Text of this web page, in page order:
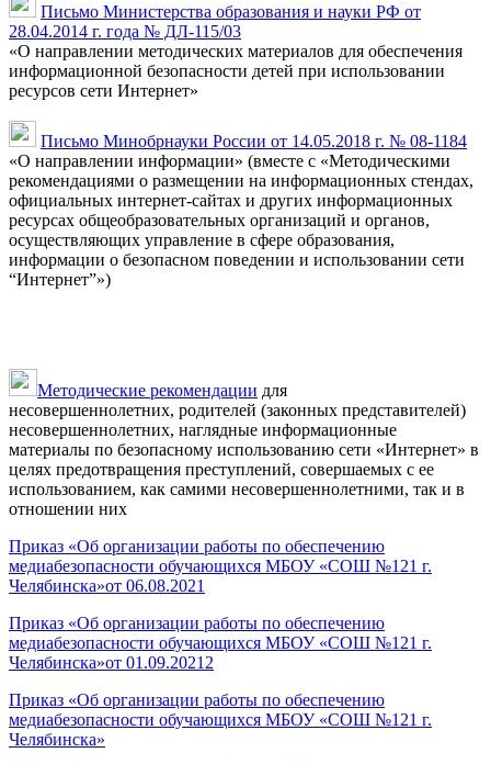
Письмо Министерства образования и науки РФ от
28.04.2014 г. года № ДЛ-115/03
«О направлении методических материалов для обеспечения
информационной безопасности детей при использовании
ресурсов сети Интернет»
Письмо Минобрнауки России от 14.05.2018 г. № 08-1184
«О направлении информации» (вместе с «Методическими
рекомендациями о размещении на информационных стендах,
официальных интернет-сайтах и других информационных
ресурсах общеобразовательных организаций и органов,
осуществляющих управление в сфере образования,
информации о безопасном поведении и использовании сети
“Интернет”»)
Методические рекомендации для
несовершеннолетних, родителей (законных представителей)
несовершеннолетних, наглядные информационные
материалы по безопасному использованию сети «Интернет» в
целях предотвращения преступлений, совершаемых с ее
использованием, как самими несовершеннолетними, так и в
отношении них
Приказ «Об организации работы по обеспечению
медиабезопасности обучающихся МБОУ «СОШ №121 г.
Челябинска»от 06.08.2021
Приказ «Об организации работы по обеспечению
медиабезопасности обучающихся МБОУ «СОШ №121 г.
Челябинска»от 01.09.20212
Приказ «Об организации работы по обеспечению
медиабезопасности обучающихся МБОУ «СОШ №121 г.
Челябинска»